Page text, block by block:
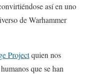
así en uno
de Warhammer
Projectquien nos
que se han